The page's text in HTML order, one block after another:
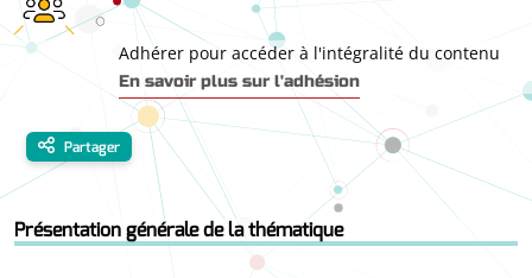
Adhérer pour accéder à l'intégralité du contenu
En savoir plus sur l'adhésion
Partager
Présentation générale de la thématique